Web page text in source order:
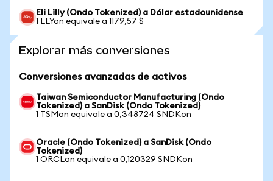
Eli Lilly (Ondo Tokenized) a Dólar estadounidense
1 LLYon equivale a 1179,57 $
Explorar más conversiones
Conversiones avanzadas de activos
Taiwan Semiconductor Manufacturing (Ondo
Tokenized) a SanDisk (Ondo Tokenized)
1 TSMon equivale a 0,348724 SNDKon
Oracle (Ondo Tokenized) a SanDisk (Ondo
Tokenized)
1 ORCLon equivale a 0,120329 SNDKon